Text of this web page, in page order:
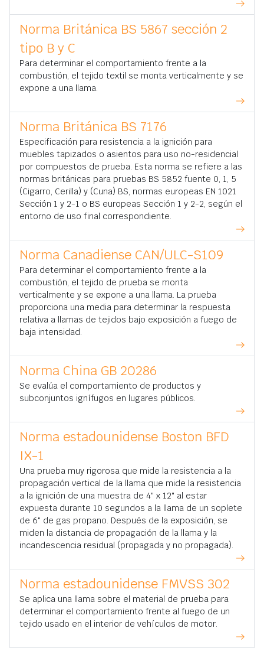
Norma Británica BS 5867 sección 2
tipo B y C
Para determinar el comportamiento frente a la
combustión, el tejido textil se monta verticalmente y se
expone a una llama.
Norma Británica BS 7176
Especificación para resistencia a la ignición para
muebles tapizados o asientos para uso no-residencial
por compuestos de prueba. Esta norma se refiere a las
normas británicas para pruebas BS 5852 fuente 0, 1, 5
(Cigarro, Cerilla) y (Cuna) BS, normas europeas EN 1021
Sección 1 y 2-1 o BS europeas Sección 1 y 2-2, según el
entorno de uso final correspondiente.
Norma Canadiense CAN/ULC-S109
Para determinar el comportamiento frente a la
combustión, el tejido de prueba se monta
verticalmente y se expone a una llama. La prueba
proporciona una media para determinar la respuesta
relativa a llamas de tejidos bajo exposición a fuego de
baja intensidad.
Norma China GB 20286
Se evalúa el comportamiento de productos y
subconjuntos ignífugos en lugares públicos.
Norma estadounidense Boston BFD
IX-1
Una prueba muy rigorosa que mide la resistencia a la
propagación vertical de la llama que mide la resistencia
a la ignición de una muestra de 4" x 12" al estar
expuesta durante 10 segundos a la llama de un soplete
de 6" de gas propano. Después de la exposición, se
miden la distancia de propagación de la llama y la
incandescencia residual (propagada y no propagada).
Norma estadounidense FMVSS 302
Se aplica una llama sobre el material de prueba para
determinar el comportamiento frente al fuego de un
tejido usado en el interior de vehículos de motor.